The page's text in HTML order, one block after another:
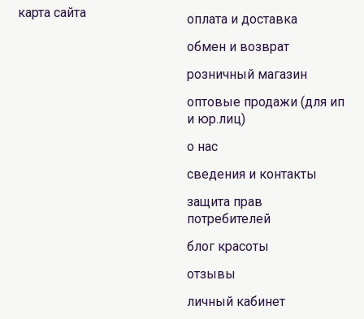
карта сайта
оплата и доставка
обмен и возврат
розничный магазин
оптовые продажи (для ип
и юр.лиц)
о нас
сведения и контакты
защита прав
потребителей
блог красоты
отзывы
личный кабинет